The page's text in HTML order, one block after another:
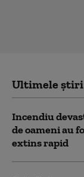
Ultimele știri
Incendiu
de oameni au
extins rapid